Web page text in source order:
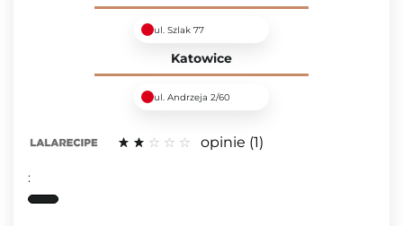
ul. Szlak 77
Katowice
ul. Andrzeja 2/60
opinie 1
: